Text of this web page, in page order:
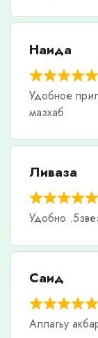
Наида
Удобное
мазхаб
Ливаза
Удобно
Саид
Аллагьу